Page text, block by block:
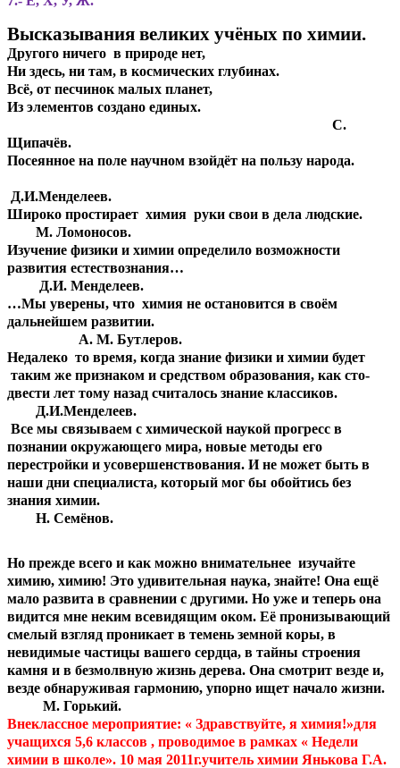
Высказывания великих учёных по химии.
Другого ничего в природе нет,
Ни здесь, ни там, в космических глубинах.
Всё, от песчинок малых планет,
Из элементов создано единых.
С.
Щипачёв.
Посеянное на поле научном взойдёт на пользу народа.
Д.И.Менделеев.
Широко простирает химия руки свои в дела людские.
М. Ломоносов.
Изучение физики и химии определило возможности
развития естествознания…
Д.И. Менделеев.
…Мы уверены, что химия не остановится в своём
дальнейшем развитии.
А. М. Бутлеров.
Недалеко то время, когда знание физики и химии будет
таким же признаком и средством образования, как сто-
двести лет тому назад считалось знание классиков.
Д.И.Менделеев.
Все мы связываем с химической наукой прогресс в
познании окружающего мира, новые методы его
перестройки и усовершенствования. И не может быть в
наши дни специалиста, который мог бы обойтись без
знания химии.
Н. Семёнов.
Но прежде всего и как можно внимательнее изучайте
химию, химию! Это удивительная наука, знайте! Она ещё
мало развита в сравнении с другими. Но уже и теперь она
видится мне неким всевидящим оком. Её пронизывающий
смелый взгляд проникает в темень земной коры, в
невидимые частицы вашего сердца, в тайны строения
камня и в безмолвную жизнь дерева. Она смотрит везде и,
везде обнаруживая гармонию, упорно ищет начало жизни.
М. Горький.
Внеклассное мероприятие: « Здравствуйте, я химия!»для
учащихся 5,6 классов , проводимое в рамках « Недели
химии в школе». 10 мая 2011г.учитель химии Янькова Г.А.